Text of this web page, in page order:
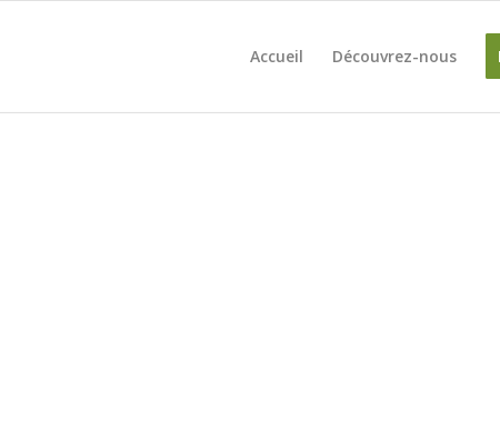
Accueil Découvrez-nous